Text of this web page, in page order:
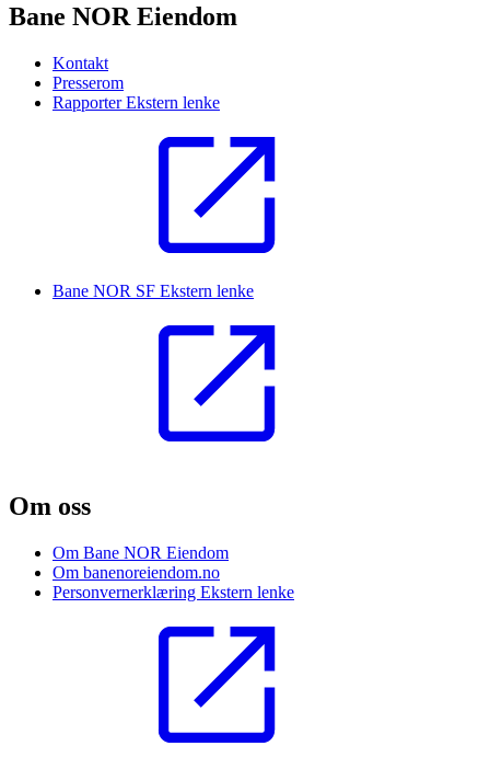
Bane NOR Eiendom
Kontakt
Presserom
RapporterEkstern lenke
Bane NOR SF Ekstern lenke
Om oss
Om Bane NOR Eiendom
Om banenoreiendom.no
Personvernerklæring Ekstern lenke